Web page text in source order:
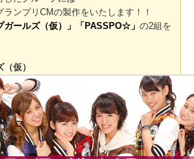
ープがアヴァベルで総選挙を開催中！
したグループには
ランプリCMの製作をいたします！！
プガールズ（仮）」「PASSPO☆」
ズ（仮）